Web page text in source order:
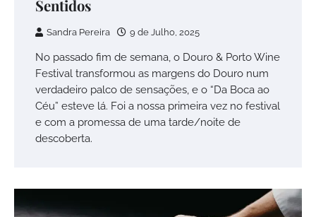
Sentidos
Sandra Pereira 9 de Julho, 2025
No passado fim de semana, o Douro & Porto Wine
Festival transformou as margens do Douro num
verdadeiro palco de sensações, e o “Da Boca ao
Céu” esteve lá. Foi a nossa primeira vez no festival
e com a promessa de uma tarde/noite de
descoberta.